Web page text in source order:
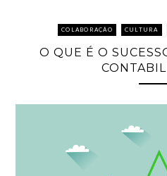
COLABORAÇÃO CULTURA
O QUE É O